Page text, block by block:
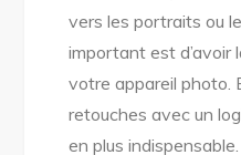
vers les portraits ou
important est d’avoir
votre appareil photo.
retouches avec un
en plus